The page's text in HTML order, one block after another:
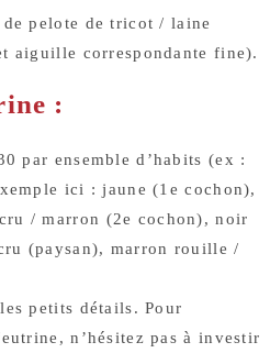
pelote de tricot / laine
aiguille correspondante fine).
:
par ensemble d’habits (ex :
ici : jaune (1e cochon),
/ marron (2e cochon), noir
(paysan), marron rouille /
petits détails. Pour
n’hésitez pas à investir